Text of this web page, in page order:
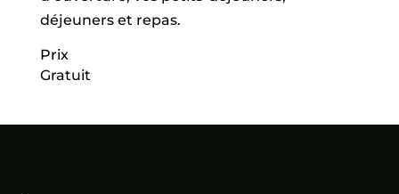
déjeuners et repas.
Prix
Gratuit